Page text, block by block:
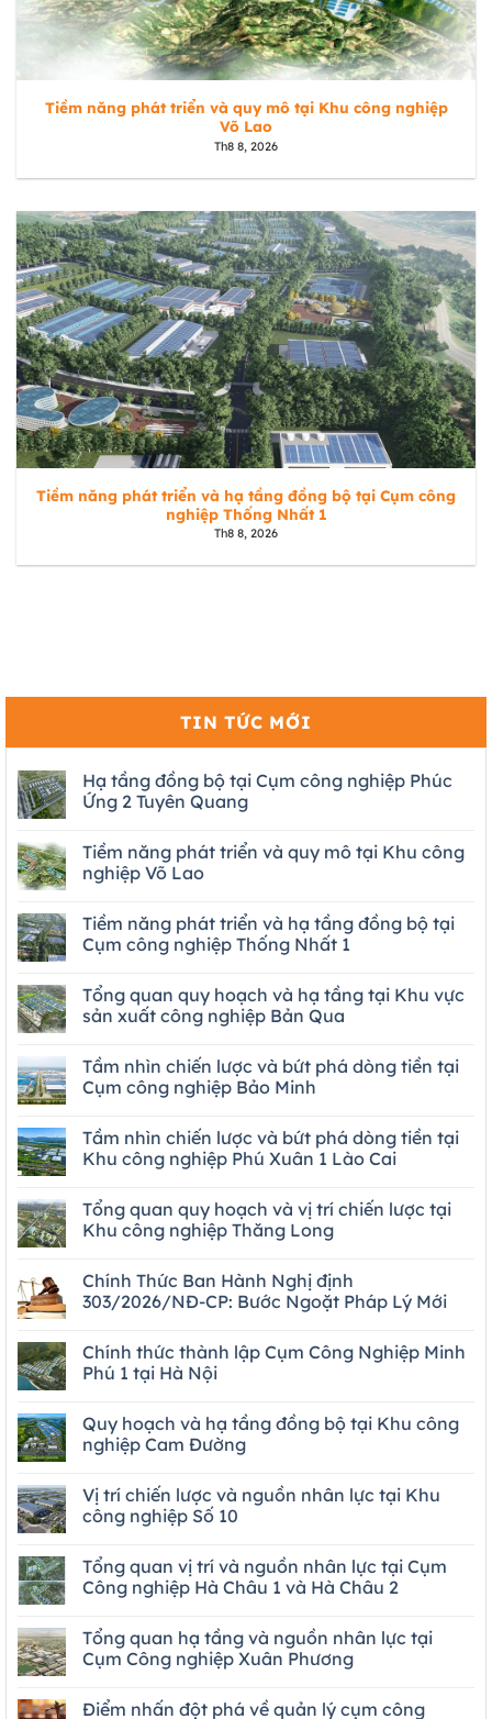
Tiềm năng phát triển và quy mô tại Khu công nghiệp
Võ Lao
Th8 8, 2026
Tiềm năng phát triển và hạ tầng đồng bộ tại Cụm công
nghiệp Thống Nhất 1
Th8 8, 2026
TIN TỨC MỚI
Hạ tầng đồng bộ tại Cụm công nghiệp Phúc
Ứng 2 Tuyên Quang
Tiềm năng phát triển và quy mô tại Khu công
nghiệp Võ Lao
Tiềm năng phát triển và hạ tầng đồng bộ tại
Cụm công nghiệp Thống Nhất 1
Tổng quan quy hoạch và hạ tầng tại Khu vực
sản xuất công nghiệp Bản Qua
Tầm nhìn chiến lược và bứt phá dòng tiền tại
Cụm công nghiệp Bảo Minh
Tầm nhìn chiến lược và bứt phá dòng tiền tại
Khu công nghiệp Phú Xuân 1 Lào Cai
Tổng quan quy hoạch và vị trí chiến lược tại
Khu công nghiệp Thăng Long
Chính Thức Ban Hành Nghị định
303/2026/NĐ-CP: Bước Ngoặt Pháp Lý Mới
Chính thức thành lập Cụm Công Nghiệp Minh
Phú 1 tại Hà Nội
Quy hoạch và hạ tầng đồng bộ tại Khu công
nghiệp Cam Đường
Vị trí chiến lược và nguồn nhân lực tại Khu
công nghiệp Số 10
Tổng quan vị trí và nguồn nhân lực tại Cụm
Công nghiệp Hà Châu 1 và Hà Châu 2
Tổng quan hạ tầng và nguồn nhân lực tại
Cụm Công nghiệp Xuân Phương
Điểm nhấn đột phá về quản lý cụm công